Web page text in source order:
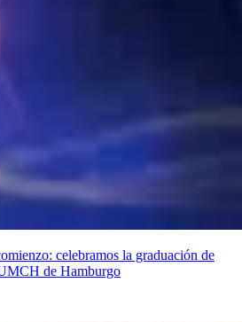
celebramos la graduación de
de Hamburgo